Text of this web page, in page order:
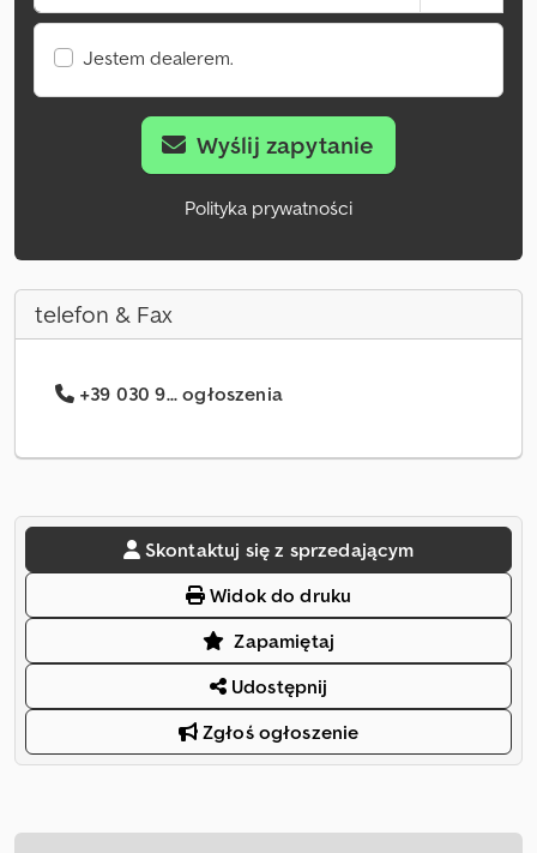
Jestem dealerem.
Wyślij zapytanie
Polityka prywatności
telefon & Fax
+39 030 9... ogłoszenia
Skontaktuj się z sprzedającym
Widok do druku
Zapamiętaj
Udostępnij
Zgłoś ogłoszenie